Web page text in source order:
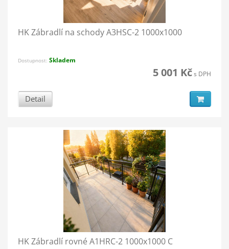
HK Zábradlí na schody A3HSC-2 1000x1000
Dostupnost: Skladem
5 001 Kčs DPH
Detail
HK Zábradlí rovné A1HRC-2 1000x1000 C